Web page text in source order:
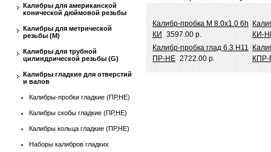
Калибры для американской
конической дюймовой резьбы
Калибры для метрической
резьбы (М)
Калибры для трубной
цилиндрической резьбы (G)
Калибры гладкие для отверстий
и валов
Калибры-пробки гладкие (ПР,НЕ)
Калибры скобы гладкие (ПР,НЕ)
Калибры кольца гладкие (ПР,НЕ)
Наборы калибров гладких
Калибр-пробка М 8.0х1.0 6h
КИ 3597.00 р.
КИ-
Калибр-пробка глад 6.3 Н11
ПР-НЕ 2722.00 р.